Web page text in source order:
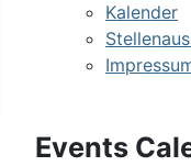
Kalender
Events